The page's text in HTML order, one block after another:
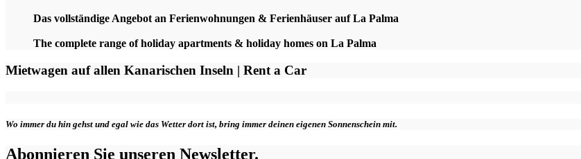
Das vollständige Angebot an Ferienwohnungen & Ferienhäuser auf La Palma
The complete range of holiday apartments & holiday homes on La Palma
Mietwagen auf allen Kanarischen Inseln | Rent a Car
Wo immer du hin gehst und egal wie das Wetter dort ist, bring immer deinen eigenen Sonnenschein mit.
Abonnieren Sie unseren Newsletter.